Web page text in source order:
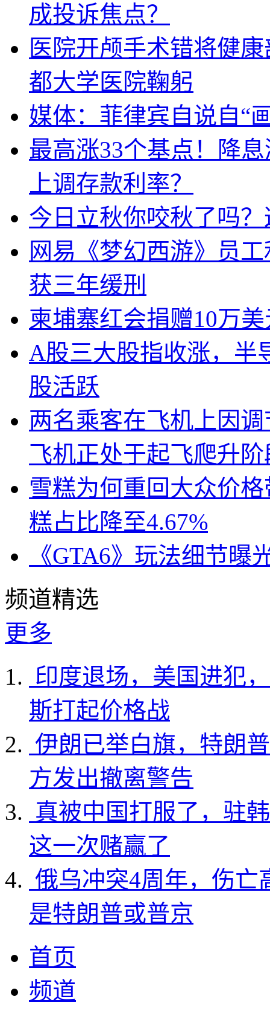
成投诉焦点？
医院开颅手术错将健
都大学医院鞠躬
媒体：菲律宾自说自“
最高涨33个基点！降
上调存款利率？
今日立秋你咬秋了吗
网易《梦幻西游》员
获三年缓刑
柬埔寨红会捐赠10万
A股三大股指收涨，半
股活跃
两名乘客在飞机上因
飞机正处于起飞爬升阶
雪糕为何重回大众价
糕占比降至4.67%
《GTA6》玩法细节
频道精选
更多
印度退场，美国进犯
斯打起价格战
伊朗已举白旗，特朗
方发出撤离警告
真被中国打服了，驻
这一次赌赢了
俄乌冲突4周年，伤亡
是特朗普或普京
首页
频道